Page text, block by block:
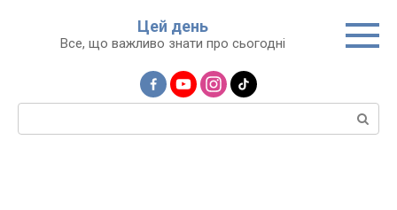
Цей день
Все, що важливо знати про сьогодні
Пошук: